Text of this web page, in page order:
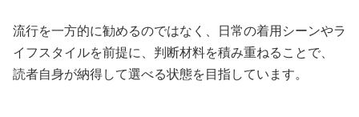
流行を一方的に勧めるのではなく、日常の着用シーンやラ
イフスタイルを前提に、判断材料を積み重ねることで、
読者自身が納得して選べる状態を目指しています。